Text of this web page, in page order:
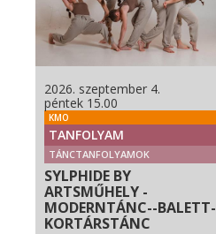
2026. szeptember 4.
péntek 15.00
KMO
TANFOLYAM
TÁNCTANFOLYAMOK
SYLPHIDE BY
ARTSMŰHELY -
MODERNTÁNC--BALETT-
KORTÁRSTÁNC